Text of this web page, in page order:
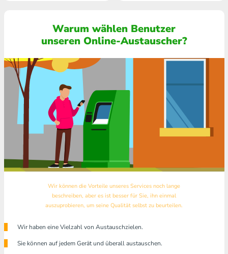
Warum wählen Benutzer
unseren Online-Austauscher?
Wir können die Vorteile unseres Services noch lange
beschreiben, aber es ist besser für Sie, ihn einmal
auszuprobieren, um seine Qualität selbst zu beurteilen.
Wir haben eine Vielzahl von Austauschzielen.
Sie können auf jedem Gerät und überall austauschen.